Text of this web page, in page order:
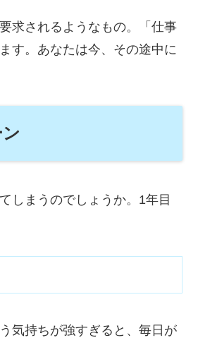
求されるようなもの。「仕事
す。あなたは今、その途中に
しまうのでしょうか。1年目
気持ちが強すぎると、毎日が